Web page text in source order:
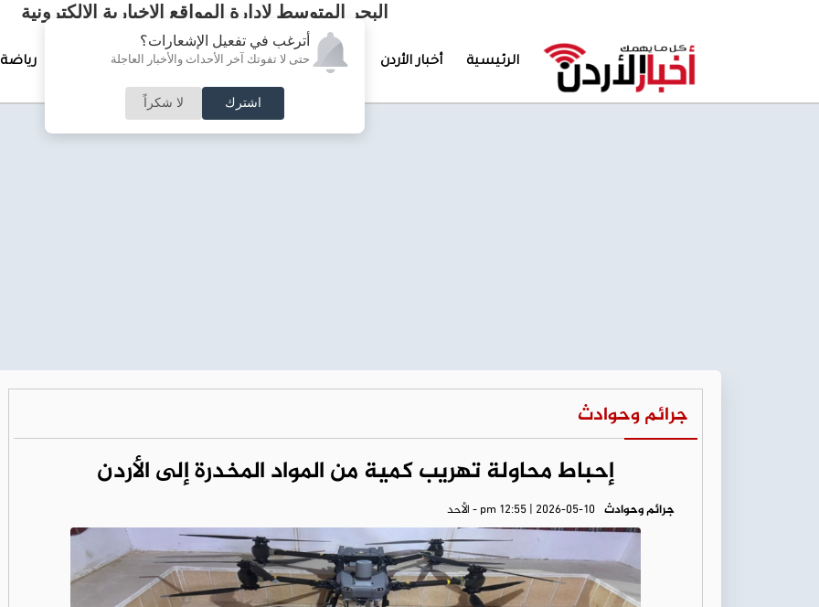
أترغب في تفعيل الإشعارات؟
حتى لا تفوتك آخر الأحداث والأخبار العاجلة
اشترك لا شكراً
البحر المتوسط لإدارة المواقع الإخبارية الالكترونية
الرئيسية أخبار الأردن تغطيات خاصة لقاء الأسبوع جرائم وحوادث رياضة
جرائم وحوادث
إحباط محاولة تهريب كمية من المواد المخدرة إلى الأردن
جرائم وحوادث pm 12:55 | 2026-05-10 - الأحد